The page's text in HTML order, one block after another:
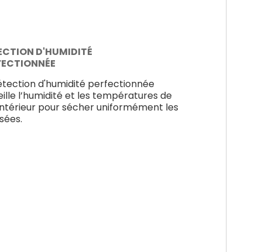
D'HUMIDITÉ
d'humidité perfectionnée
l’humidité et les températures de
pour sécher uniformément les